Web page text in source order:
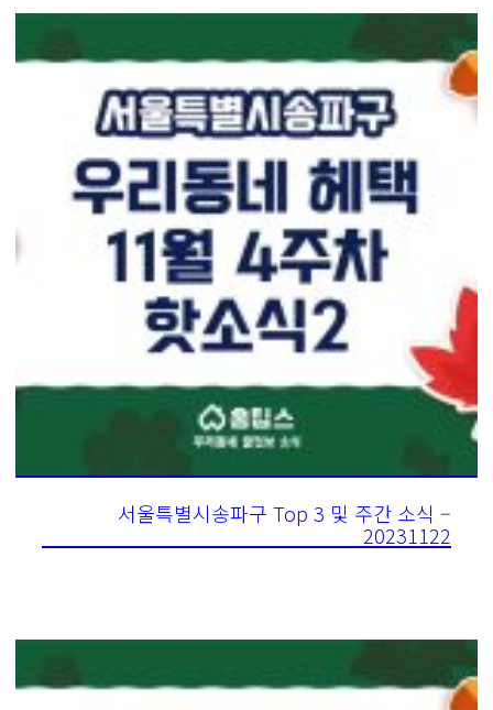
서울특별시송파구 Top 3 및 주간 소식 –
20231122